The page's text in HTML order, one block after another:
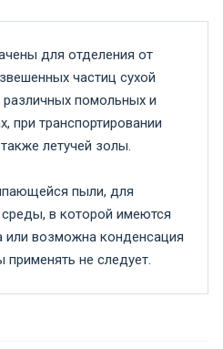
для отделения от
частиц сухой
помольных и
при транспортировании
летучей золы.
пыли, для
в которой имеются
возможна конденсация
не следует.